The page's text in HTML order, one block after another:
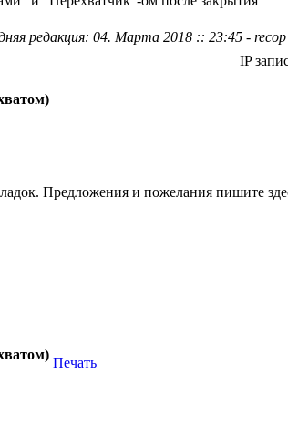
редакция: 04. Марта 2018 :: 23:45 - recop
IP
Предложения и пожелания пишите
Печать